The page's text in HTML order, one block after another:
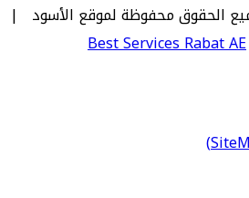
النشر 2026، جميع الحقوق محفوظة لموقع الأسود |
Best Services Rabat AE